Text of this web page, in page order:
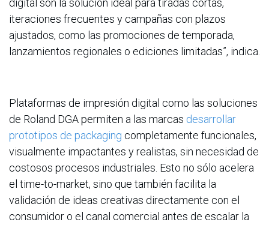
digital son la solución ideal para tiradas cortas,
iteraciones frecuentes y campañas con plazos
ajustados, como las promociones de temporada,
lanzamientos regionales o ediciones limitadas”, indica.
Plataformas de impresión digital como las soluciones
de Roland DGA permiten a las marcas desarrollar
prototipos de packaging completamente funcionales,
visualmente impactantes y realistas, sin necesidad de
costosos procesos industriales. Esto no sólo acelera
el time-to-market, sino que también facilita la
validación de ideas creativas directamente con el
consumidor o el canal comercial antes de escalar la